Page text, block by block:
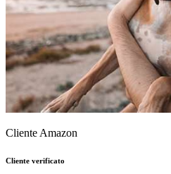
Cliente Amazon
Cliente verificato